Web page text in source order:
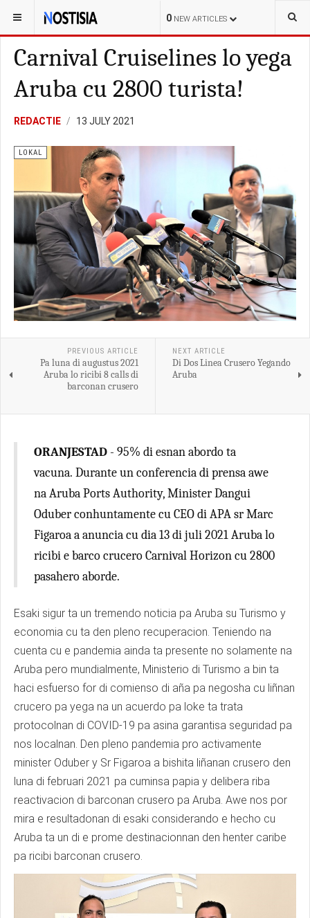
0 NEW ARTICLES
YOU ARE HERE: ARUBA
Carnival Cruiselines lo yega
Aruba cu 2800 turista!
REDACTIE 13 JULY 2021
LOKAL
PREVIOUS ARTICLE
Pa luna di augustus 2021
Aruba lo ricibi 8 calls di
barconan crusero
NEXT ARTICLE
Di Dos Linea Crusero Yegando
Aruba
ORANJESTAD - 95% di esnan abordo ta
vacuna. Durante un conferencia di prensa awe
na Aruba Ports Authority, Minister Dangui
Oduber conhuntamente cu CEO di APA sr Marc
Figaroa a anuncia cu dia 13 di juli 2021 Aruba lo
ricibi e barco crucero Carnival Horizon cu 2800
pasahero aborde.
Esaki sigur ta un tremendo noticia pa Aruba su Turismo y
economia cu ta den pleno recuperacion. Teniendo na
cuenta cu e pandemia ainda ta presente no solamente na
Aruba pero mundialmente, Ministerio di Turismo a bin ta
haci esfuerso for di comienso di aña pa negosha cu liñnan
crucero pa yega na un acuerdo pa loke ta trata
protocolnan di COVID-19 pa asina garantisa seguridad pa
nos localnan. Den pleno pandemia pro activamente
minister Oduber y Sr Figaroa a bishita liñanan crusero den
luna di februari 2021 pa cuminsa papia y delibera riba
reactivacion di barconan crusero pa Aruba. Awe nos por
mira e resultadonan di esaki considerando e hecho cu
Aruba ta un di e prome destinacionnan den henter caribe
pa ricibi barconan crusero.